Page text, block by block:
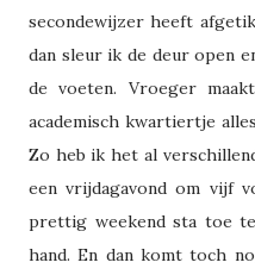
secondewijzer heeft
dan sleur ik de deur open
de voeten. Vroeger
academisch kwartiertje
Zo heb ik het al
een vrijdagavond om vijf
prettig weekend sta toe
hand. En dan komt toch